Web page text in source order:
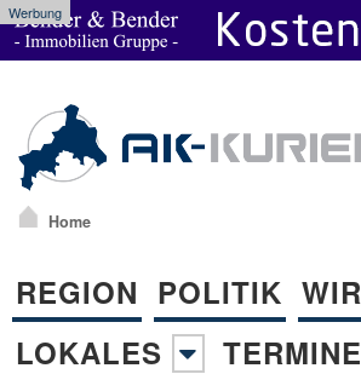
Werbung
Home
REGION POLITIK
LOKALES
TERMINE